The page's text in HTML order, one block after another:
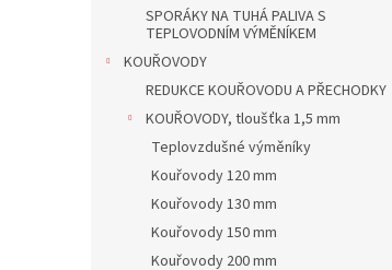
SPORÁKY NA TUHÁ PALIVA S
TEPLOVODNÍM VÝMĚNÍKEM
KOUŘOVODY
REDUKCE KOUŘOVODU A PŘECHODKY
KOUŘOVODY, tloušťka 1,5 mm
Teplovzdušné výměníky
Kouřovody 120 mm
Kouřovody 130 mm
Kouřovody 150 mm
Kouřovody 200 mm